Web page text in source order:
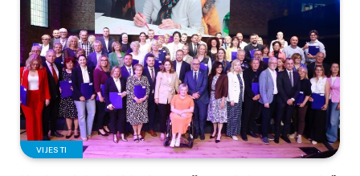
VIJESTI